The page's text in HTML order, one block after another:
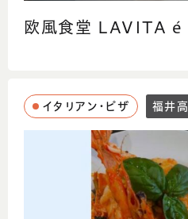
欧風食堂 LAVITA
イタリアン・ピザ 福井